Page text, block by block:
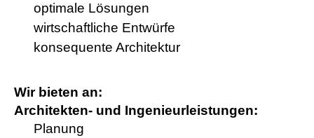
optimale Lösungen
wirtschaftliche Entwürfe
konsequente Architektur
Wir bieten an:
Architekten- und Ingenieurleistungen:
Planung